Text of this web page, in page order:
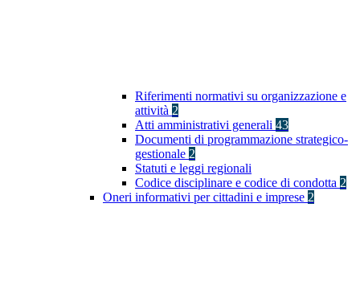
Riferimenti normativi su organizzazione e
attività 2
Atti amministrativi generali 43
Documenti di programmazione strategico-
gestionale 2
Statuti e leggi regionali
Codice disciplinare e codice di condotta 2
Oneri informativi per cittadini e imprese 2